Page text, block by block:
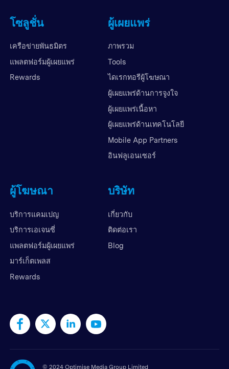
โซลูชั่น
เครือข่ายพันธมิตร
แพลตฟอร์มผู้เผยแพร่
Rewards
ผู้เผยแพร่
ภาพรวม
Tools
ไดเรกทอรีผู้โฆษณา
ผู้เผยแพร่ด้านการจูงใจ
ผู้เผยแพร่เนื้อหา
ผู้เผยแพร่ด้านเทคโนโลยี
Mobile App Partners
อินฟลูเอนเซอร์
ผู้โฆษณา
บริการแคมเปญ
บริการเอเจนซี่
แพลตฟอร์มผู้เผยแพร่
มาร์เก็ตเพลส
Rewards
บริษัท
เกี่ยวกับ
ติดต่อเรา
Blog
© 2024 Optimise Media Group Limited